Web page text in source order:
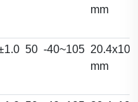
mm
50 -40~105
mm